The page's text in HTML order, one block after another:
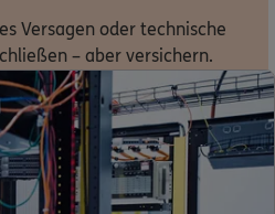
ERGO
Versagen oder technische
– aber versichern.